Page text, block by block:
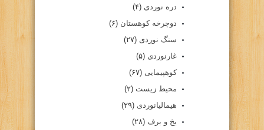
دره نوردی (۴)
دوچرخه کوهستان (۶)
سنگ نوردی (۲۷)
غارنوردی (۵)
کوهپیمایی (۶۷)
محیط زیست (۲)
هیمالیانوردی (۲۹)
یخ و برف (۲۸)